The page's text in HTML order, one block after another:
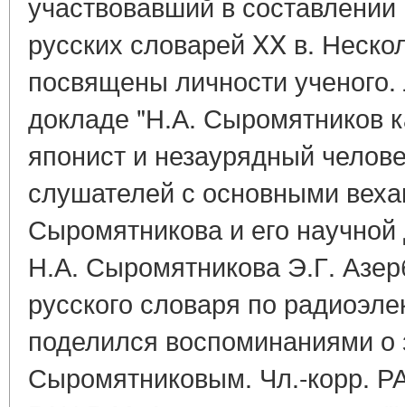
русских словарей XX в.
посвящены личности
докладе "Н.А. Сыромятников
японист и незаурядный
слушателей с основными
Сыромятникова и его
Н.А. Сыромятникова Э.Г.
русского словаря по
поделился воспоминаниями
Сыромятниковым. Чл.-корр.